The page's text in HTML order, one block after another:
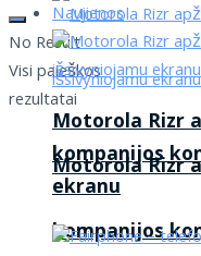
No Result
Visi paieškos
rezultatai
Motorola Rizr
kompanijos
Naujienos
Motorola Rizr
kompanijos
ekranu